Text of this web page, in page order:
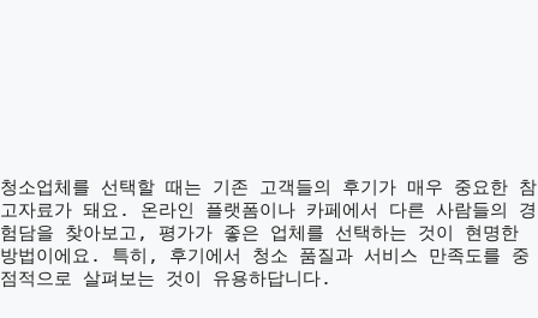
청소업체를 선택할 때는 기존 고객들의 후기가 매우 중요한 참
고자료가 돼요. 온라인 플랫폼이나 카페에서 다른 사람들의 경
험담을 찾아보고, 평가가 좋은 업체를 선택하는 것이 현명한
방법이에요. 특히, 후기에서 청소 품질과 서비스 만족도를 중
점적으로 살펴보는 것이 유용하답니다.